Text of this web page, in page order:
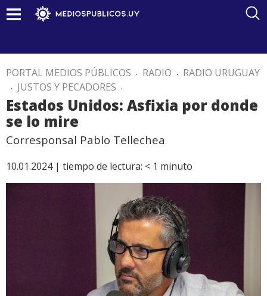
PORTAL MEDIOS PÚBLICOS . RADIO . RADIO URUGUAY
. JUSTOS Y PECADORES .
Estados Unidos: Asfixia por donde
se lo mire
Corresponsal Pablo Tellechea
10.01.2024 | tiempo de lectura: < 1 minuto